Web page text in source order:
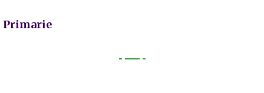
Primarie